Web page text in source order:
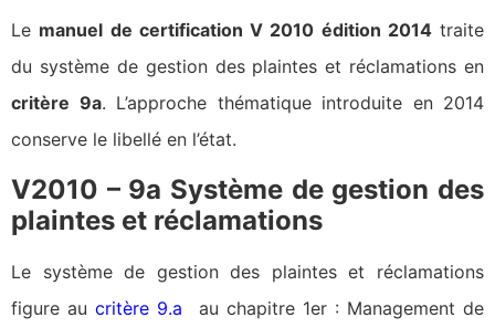
Le manuel de certification V 2010 édition 2014traite
du système de gestion des plaintes et réclamations en
critère 9a. L’approche thématique introduite en 2014
conserve le libellé en l’état.
V2010 – 9a Système de gestion des
plaintes et réclamations
Le système de gestion des plaintes et réclamations
figure au critère 9.a
au chapitre 1er : Management de